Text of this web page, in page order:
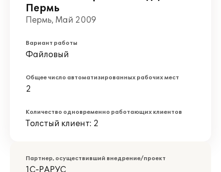
Пермь
Пермь, Май 2009
Вариант работы
Файловый
Общее число автоматизированных рабочих мест
2
Количество одновременно работающих клиентов
Толстый клиент: 2
Партнер, осуществивший внедрение/проект
1С-РАРУС